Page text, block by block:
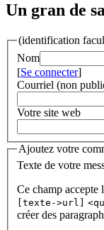
Un gran de
(identification
Nom
[Se connecter]
Courriel (non
Votre site web
Ajoutez votre
Texte de votre
Ce champ accepte
[texte->url]
créer des